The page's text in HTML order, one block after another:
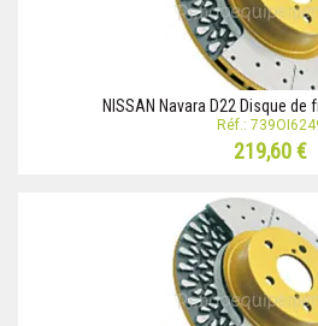
NISSAN Navara D22 Disque de
Réf.:
219,60 €